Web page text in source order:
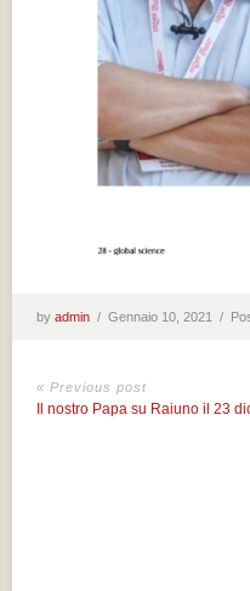
by admin / Gennaio 10, 2021 /
« Previous post
Il nostro Papa su Raiuno il 23